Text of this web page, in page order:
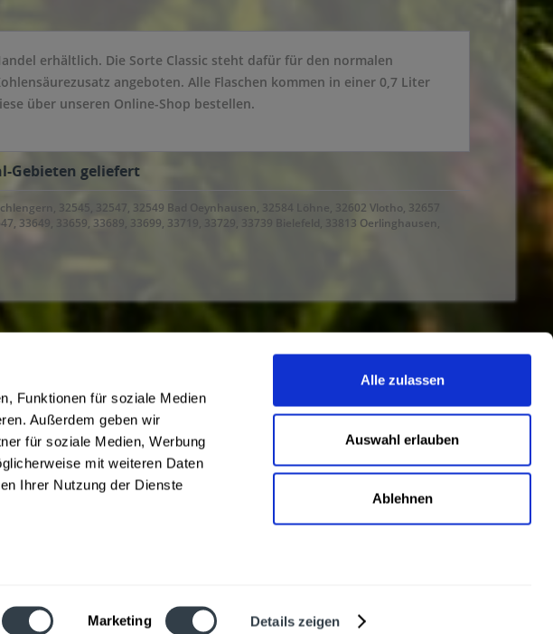
Funktionen für soziale Medien
Außerdem geben wir
für soziale Medien, Werbung
mit weiteren Daten
Ihrer Nutzung der Dienste
Marketing Details zeigen
Alle zulassen
Auswahl erlauben
Ablehnen
erhältlich. Die Sorte Classic steht dafür für den normalen
angeboten. Alle Flaschen kommen in einer 0,7 Liter
über unseren Online-Shop bestellen.
Gebieten geliefert
32545, 32547, 32549 Bad Oeynhausen, 32584 Löhne, 32602 Vlotho, 32657
33649, 33659, 33689, 33699, 33719, 33729, 33739 Bielefeld, 33813 Oerlinghausen,
Lieferanten
des Lieferanten
des Lieferanten
des Lieferanten
Abonnieren Sie den kostenlosen
getraenkedienst.com-Newsletter und
Impressum